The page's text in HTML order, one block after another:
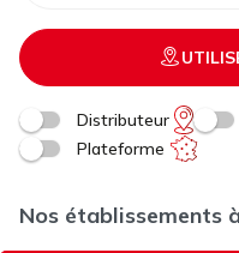
Distributeur
Plateforme
Nos établissements